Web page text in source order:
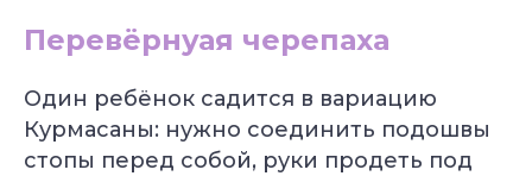
Перевёрнуая черепаха
Один ребёнок садится в вариацию
Курмасаны: нужно соединить подошвы
стопы перед собой, руки продеть под
Бесплатно + бонус до 40 000 ₽
Подберём курс йоги
под вашу цель